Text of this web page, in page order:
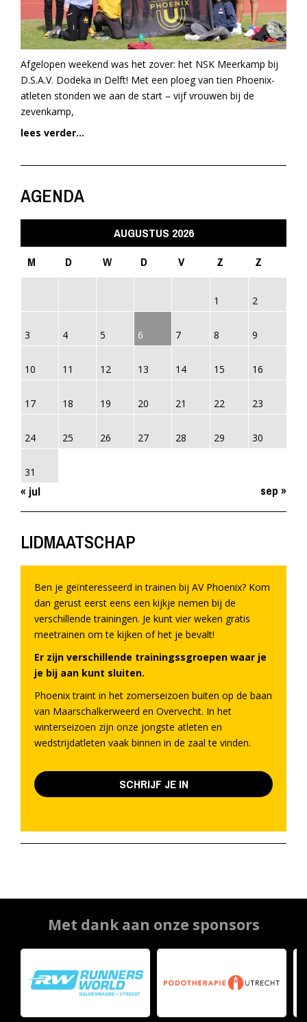
Afgelopen weekend was het zover: het NSK Meerkamp bij
D.S.A.V. Dodeka in Delft! Met een ploeg van tien Phoenix-
atleten stonden we aan de start – vijf vrouwen bij de
zevenkamp,
lees verder...
AGENDA
AUGUSTUS 2026
M
D W D V Z Z
1 2
3 4 5 6 7 8 9
10 11 12 13 14 15 16
17 18 19 20 21 22 23
24 25 26 27 28 29 30
31
« jul sep »
LIDMAATSCHAP
Ben je geïnteresseerd in trainen bij AV Phoenix? Kom
dan gerust eerst eens een kijkje nemen bij de
verschillende trainingen. Je kunt vier weken gratis
meetrainen om te kijken of het je bevalt!
Er zijn verschillende trainingssgroepen waar je
je bij aan kunt sluiten.
Phoenix traint in het zomerseizoen buiten op de baan
van Maarschalkerweerd en Overvecht. In het
winterseizoen zijn onze jongste atleten en
wedstrijdatleten vaak binnen in de zaal te vinden.
SCHRIJF JE IN
Met dank aan onze sponsors